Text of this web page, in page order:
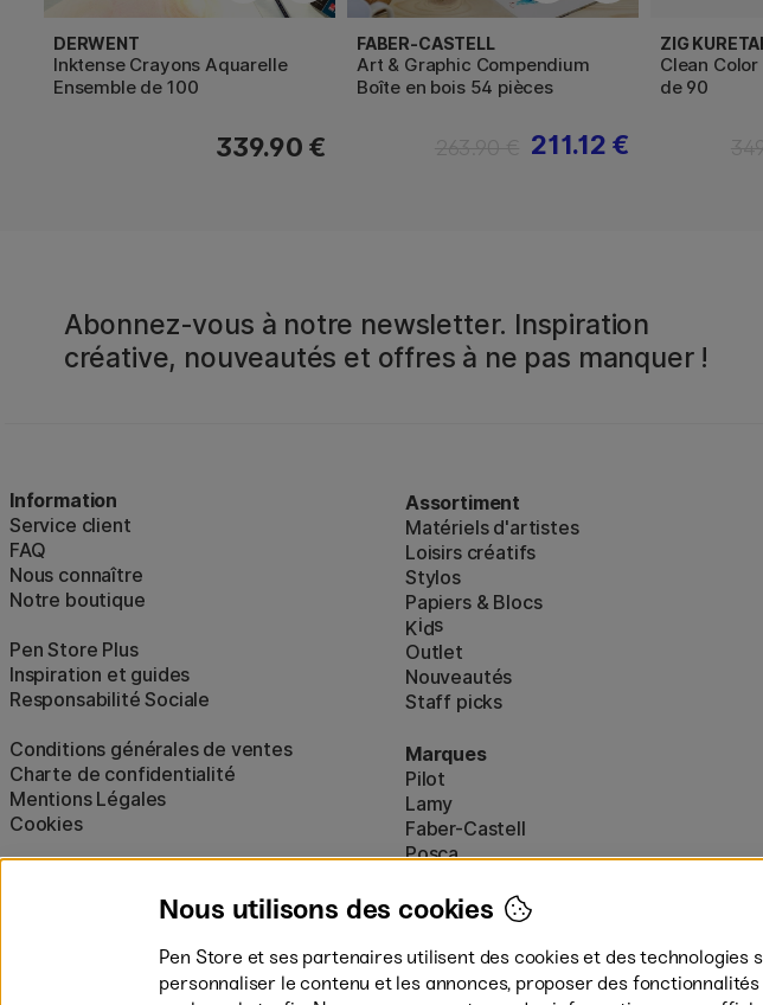
DERWENT
Inktense Crayons Aquarelle
Ensemble de 100
339.90 €
FABER-CASTELL
Art & Graphic Compendium
Boîte en bois 54 pièces
211.12 €
ZIG
Clean
de 90
Abonnez-vous à notre newsletter. Inspiration
créative, nouveautés et offres à ne pas manquer !
Information
Service client
FAQ
Nous connaître
Notre boutique
Pen Store Plus
Inspiration et guides
Responsabilité Sociale
Conditions générales de ventes
Charte de confidentialité
Mentions Légales
Cookies
Assortiment
Matériels d'artistes
Loisirs créatifs
Stylos
Papiers & Blocs
Kids
Outlet
Nouveautés
Staff picks
Marques
Pilot
Lamy
Faber-Castell
Posca
Afficher toutes (160)
Nous utilisons des cookies
Pen Store et ses partenaires utilisent des cookies et des technologies
personnaliser le contenu et les annonces, proposer des